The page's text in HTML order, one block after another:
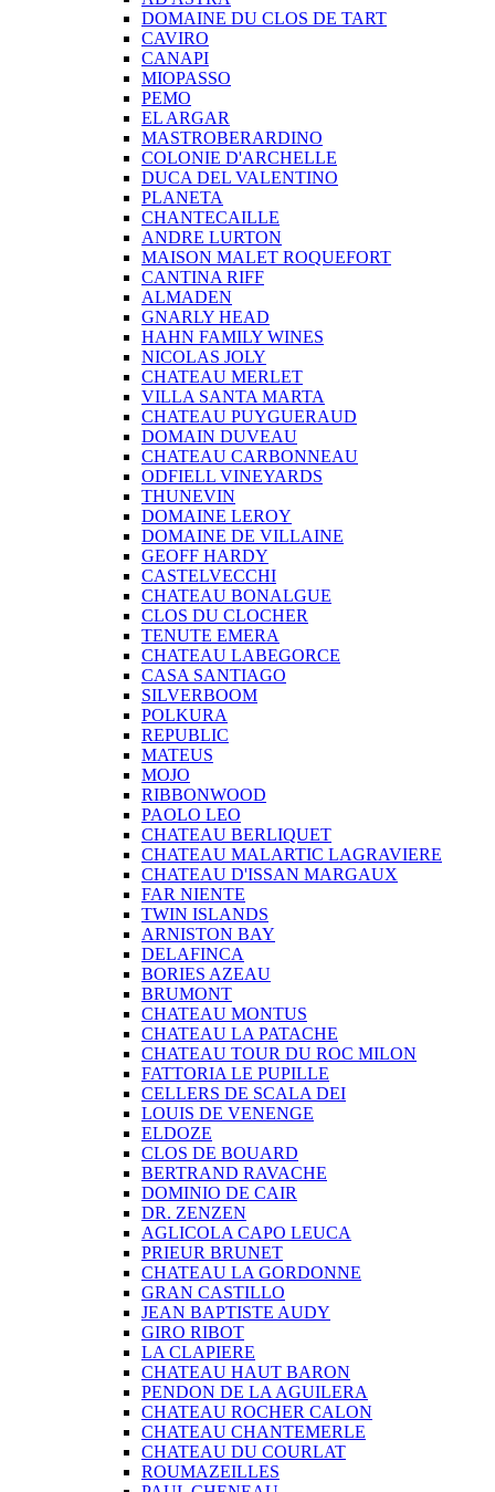
DOMAINE DU CLOS DE TART
CAVIRO
CANAPI
MIOPASSO
PEMO
EL ARGAR
MASTROBERARDINO
COLONIE D'ARCHELLE
DUCA DEL VALENTINO
PLANETA
CHANTECAILLE
ANDRE LURTON
MAISON MALET ROQUEFORT
CANTINA RIFF
ALMADEN
GNARLY HEAD
HAHN FAMILY WINES
NICOLAS JOLY
CHATEAU MERLET
VILLA SANTA MARTA
CHATEAU PUYGUERAUD
DOMAIN DUVEAU
CHATEAU CARBONNEAU
ODFIELL VINEYARDS
THUNEVIN
DOMAINE LEROY
DOMAINE DE VILLAINE
GEOFF HARDY
CASTELVECCHI
CHATEAU BONALGUE
CLOS DU CLOCHER
TENUTE EMERA
CHATEAU LABEGORCE
CASA SANTIAGO
SILVERBOOM
POLKURA
REPUBLIC
MATEUS
MOJO
RIBBONWOOD
PAOLO LEO
CHATEAU BERLIQUET
CHATEAU MALARTIC LAGRAVIERE
CHATEAU D'ISSAN MARGAUX
FAR NIENTE
TWIN ISLANDS
ARNISTON BAY
DELAFINCA
BORIES AZEAU
BRUMONT
CHATEAU MONTUS
CHATEAU LA PATACHE
CHATEAU TOUR DU ROC MILON
FATTORIA LE PUPILLE
CELLERS DE SCALA DEI
LOUIS DE VENENGE
ELDOZE
CLOS DE BOUARD
BERTRAND RAVACHE
DOMINIO DE CAIR
DR. ZENZEN
AGLICOLA CAPO LEUCA
PRIEUR BRUNET
CHATEAU LA GORDONNE
GRAN CASTILLO
JEAN BAPTISTE AUDY
GIRO RIBOT
LA CLAPIERE
CHATEAU HAUT BARON
PENDON DE LA AGUILERA
CHATEAU ROCHER CALON
CHATEAU CHANTEMERLE
CHATEAU DU COURLAT
ROUMAZEILLES